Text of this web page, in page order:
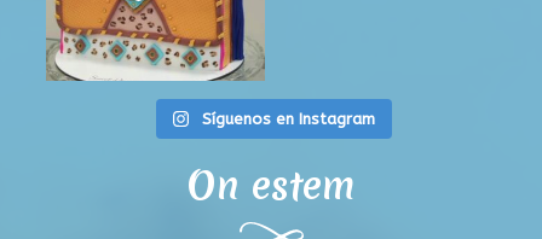
Síguenos en Instagram
On estem